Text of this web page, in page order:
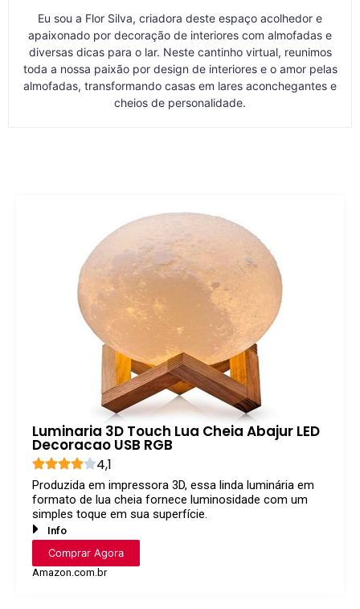
Eu sou a Flor Silva, criadora deste espaço acolhedor e
apaixonado por decoração de interiores com almofadas e
diversas dicas para o lar. Neste cantinho virtual, reunimos
toda a nossa paixão por design de interiores e o amor pelas
almofadas, transformando casas em lares aconchegantes e
cheios de personalidade.
Luminaria 3D Touch Lua Cheia Abajur LED
Decoracao USB RGB
4,1
Produzida em impressora 3D, essa linda luminária em
formato de lua cheia fornece luminosidade com um
simples toque em sua superfície.
Info
Comprar Agora
Amazon.com.br